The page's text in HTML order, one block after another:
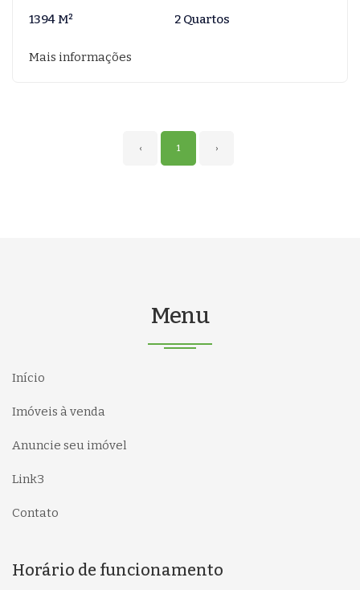
1394 M² 2 Quartos
Mais informações
‹ 1 ›
Menu
Início
Imóveis à venda
Anuncie seu imóvel
Link3
Contato
Horário de funcionamento